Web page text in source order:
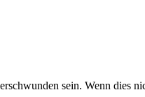
sein. Wenn dies